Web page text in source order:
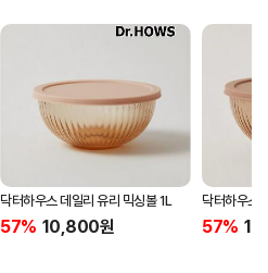
닥터하우스 데일리 유리 믹싱볼 1L
57% 10,800원
닥터하우스
57%